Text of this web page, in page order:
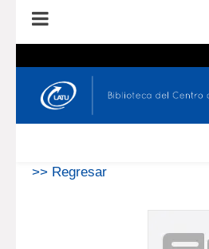
En el catálogo
>> Regresar